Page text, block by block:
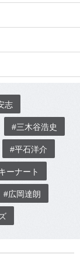
志
#三木谷浩史
#平石洋介
ーナート
#広岡達朗